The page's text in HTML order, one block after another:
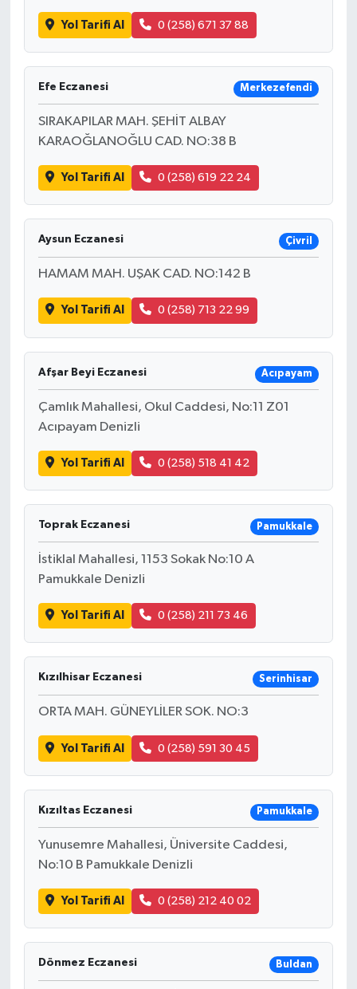
Yol Tarifi Al 0 (258) 671 37 88
Efe Eczanesi Merkezefendi
SIRAKAPILAR MAH. ŞEHİT ALBAY
KARAOĞLANOĞLU CAD. NO:38 B
Yol Tarifi Al 0 (258) 619 22 24
Aysun Eczanesi Çivril
HAMAM MAH. UŞAK CAD. NO:142 B
Yol Tarifi Al 0 (258) 713 22 99
Afşar Beyi Eczanesi Acıpayam
Çamlık Mahallesi, Okul Caddesi, No:11 Z01
Acıpayam Denizli
Yol Tarifi Al 0 (258) 518 41 42
Toprak Eczanesi Pamukkale
İstiklal Mahallesi, 1153 Sokak No:10 A
Pamukkale Denizli
Yol Tarifi Al 0 (258) 211 73 46
Kızılhisar Eczanesi Serinhisar
ORTA MAH. GÜNEYLİLER SOK. NO:3
Yol Tarifi Al 0 (258) 591 30 45
Kızıltas Eczanesi Pamukkale
Yunusemre Mahallesi, Üniversite Caddesi,
No:10 B Pamukkale Denizli
Yol Tarifi Al 0 (258) 212 40 02
Dönmez Eczanesi Buldan